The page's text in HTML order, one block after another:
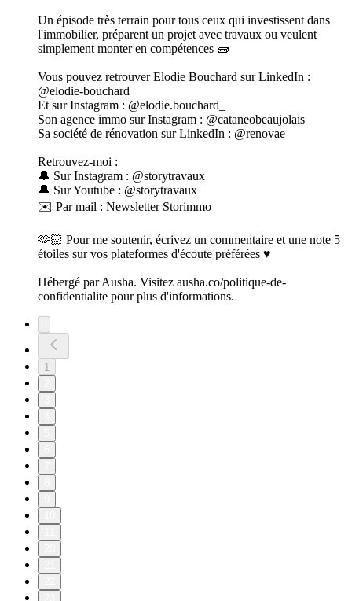
Un épisode très terrain pour tous ceux qui investissent dans
l'immobilier, préparent un projet avec travaux ou veulent
simplement monter en compétences 🧱
Vous pouvez retrouver Elodie Bouchard sur LinkedIn :
@elodie-bouchard
Et sur Instagram : @elodie.bouchard_
Son agence immo sur Instagram : @cataneobeaujolais
Sa société de rénovation sur LinkedIn : @renovae
Retrouvez-moi :
🔔 Sur Instagram : @storytravaux
🔔 Sur Youtube : @storytravaux
✉️ Par mail : Newsletter Storimmo
🫶🏻 Pour me soutenir, écrivez un commentaire et une note 5
étoiles sur vos plateformes d'écoute préférées ♥️
Hébergé par Ausha. Visitez ausha.co/politique-de-
confidentialite pour plus d'informations.
1